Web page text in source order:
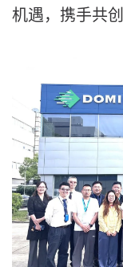
机遇，携手共